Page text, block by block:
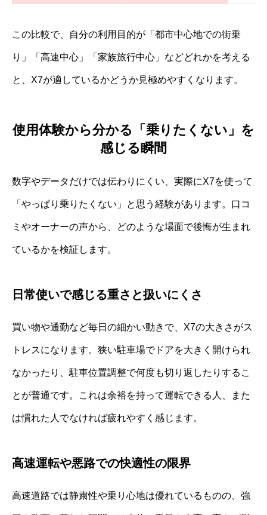
この比較で、自分の利用目的が「都市中心地での街乗
り」「高速中心」「家族旅行中心」などどれかを考える
と、X7が適しているかどうか見極めやすくなります。
使用体験から分かる「乗りたくない」を
感じる瞬間
数字やデータだけでは伝わりにくい、実際にX7を使って
「やっぱり乗りたくない」と思う経験があります。口コ
ミやオーナーの声から、どのような場面で後悔が生まれ
ているかを検証します。
日常使いで感じる重さと扱いにくさ
買い物や通勤など毎日の細かい動きで、X7の大きさがス
トレスになります。狭い駐車場でドアを大きく開けられ
なかったり、駐車位置調整で何度も切り返したりするこ
とが普通です。これは余裕を持って運転できる人、また
は慣れた人でなければ疲れやすく感じます。
高速運転や悪路での快適性の限界
高速道路では静粛性や乗り心地は優れているものの、強